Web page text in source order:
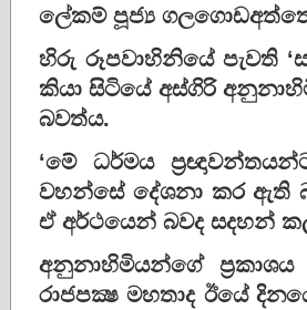
ලේකම් පූජ්‍ය
හිරු රූපවාහිනියේ පැවති
කියා සිටියේ අස්ගිරි
බවත්ය.
‘මේ ධර්මය
වහන්සේ දේශනා කර ඇති
ඒ අර්ථයෙන් බවද සදහන්
අනුනාහිමියන්ගේ
රාජපක්‍ෂ මහතාද ඊයේ